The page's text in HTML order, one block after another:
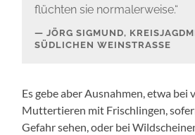
flüchten sie normalerweise.“
JÖRG SIGMUND,
SÜDLICHEN WEINSTRASSE
Es gebe aber Ausnahmen, etwa bei
Muttertieren mit Frischlingen,
Gefahr sehen, oder bei